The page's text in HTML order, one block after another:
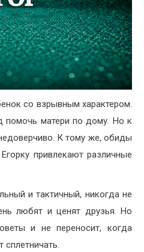
со взрывным характером.
помочь матери по дому. Но к
К тому же, обиды
привлекают различные
и тактичный, никогда не
любят и ценят друзья. Но
и не переносит, когда